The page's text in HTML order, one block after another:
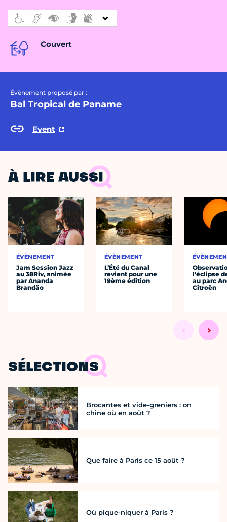
Couvert
Évènement proposé par :
Bal Tropical de Paname
Event
À LIRE AUSSI
ÉVÈNEMENT
Jam Session Jazz
au 38Riv, animée
par Ananda
Brandão
ÉVÈNEMENT
L’Été du Canal
revient pour une
19ème édition
l'éclipse
au parc
Citroën
SÉLECTIONS
Brocantes et vide-greniers : on
chine où en août ?
Que faire à Paris ce 15 août ?
Où pique-niquer à Paris ?